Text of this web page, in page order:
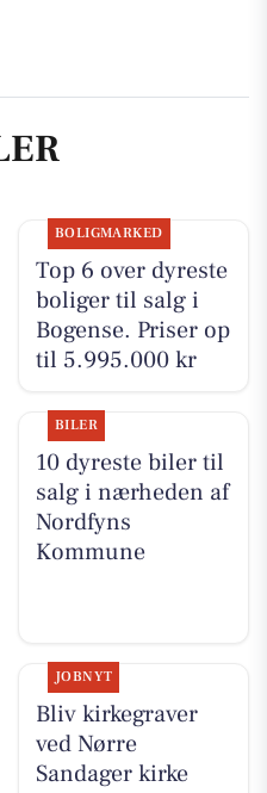
BOLIGMARKED
Top 6 over dyreste
boliger til salg i
Bogense. Priser op
til 5.995.000 kr
BILER
10 dyreste biler til
salg i nærheden af
Nordfyns
Kommune
JOBNYT
Bliv kirkegraver
ved Nørre
Sandager kirke